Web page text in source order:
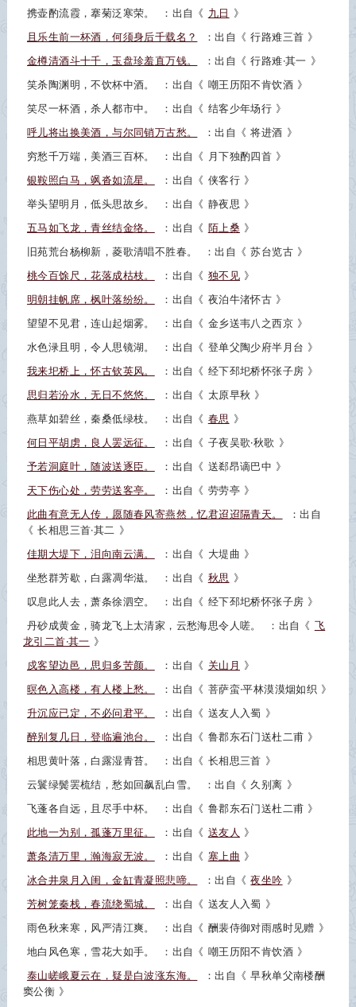
携壶酌流霞，搴菊泛寒荣。
：出自《 九日 》
且乐生前一杯酒，何须身后千载名？
：出自《 行路难三首 》
金樽清酒斗十千，玉盘珍羞直万钱。
：出自《 行路难·其一 》
笑杀陶渊明，不饮杯中酒。
：出自《 嘲王历阳不肯饮酒 》
笑尽一杯酒，杀人都市中。
：出自《 结客少年场行 》
呼儿将出换美酒，与尔同销万古愁。
：出自《 将进酒 》
穷愁千万端，美酒三百杯。
：出自《 月下独酌四首 》
银鞍照白马，飒沓如流星。
：出自《 侠客行 》
举头望明月，低头思故乡。
：出自《 静夜思 》
五马如飞龙，青丝结金络。
：出自《 陌上桑 》
旧苑荒台杨柳新，菱歌清唱不胜春。
：出自《 苏台览古 》
桃今百馀尺，花落成枯枝。
：出自《 独不见 》
明朝挂帆席，枫叶落纷纷。
：出自《 夜泊牛渚怀古 》
望望不见君，连山起烟雾。
：出自《 金乡送韦八之西京 》
水色渌且明，令人思镜湖。
：出自《 登单父陶少府半月台 》
我来圯桥上，怀古钦英风。
：出自《 经下邳圯桥怀张子房 》
思归若汾水，无日不悠悠。
：出自《 太原早秋 》
燕草如碧丝，秦桑低绿枝。
：出自《 春思 》
何日平胡虏，良人罢远征。
：出自《 子夜吴歌·秋歌 》
予若洞庭叶，随波送逐臣。
：出自《 送郄昂谪巴中 》
天下伤心处，劳劳送客亭。
：出自《 劳劳亭 》
此曲有意无人传，愿随春风寄燕然，忆君迢迢隔青天。
：出自
《 长相思三首·其二 》
佳期大堤下，泪向南云满。
：出自《 大堤曲 》
坐愁群芳歇，白露凋华滋。
：出自《 秋思 》
叹息此人去，萧条徐泗空。
：出自《 经下邳圯桥怀张子房 》
丹砂成黄金，骑龙飞上太清家，云愁海思令人嗟。
：出自《 飞
龙引二首·其一 》
戍客望边邑，思归多苦颜。
：出自《 关山月 》
暝色入高楼，有人楼上愁。
：出自《 菩萨蛮·平林漠漠烟如织 》
升沉应已定，不必问君平。
：出自《 送友人入蜀 》
醉别复几日，登临遍池台。
：出自《 鲁郡东石门送杜二甫 》
相思黄叶落，白露湿青苔。
：出自《 长相思三首 》
云鬟绿鬓罢梳结，愁如回飙乱白雪。
：出自《 久别离 》
飞蓬各自远，且尽手中杯。
：出自《 鲁郡东石门送杜二甫 》
此地一为别，孤蓬万里征。
：出自《 送友人 》
萧条清万里，瀚海寂无波。
：出自《 塞上曲 》
冰合井泉月入闺，金缸青凝照悲啼。
：出自《 夜坐吟 》
芳树笼秦栈，春流绕蜀城。
：出自《 送友人入蜀 》
雨色秋来寒，风严清江爽。
：出自《 酬裴侍御对雨感时见赠 》
地白风色寒，雪花大如手。
：出自《 嘲王历阳不肯饮酒 》
泰山嵯峨夏云在，疑是白波涨东海。
：出自《 早秋单父南楼酬
窦公衡 》